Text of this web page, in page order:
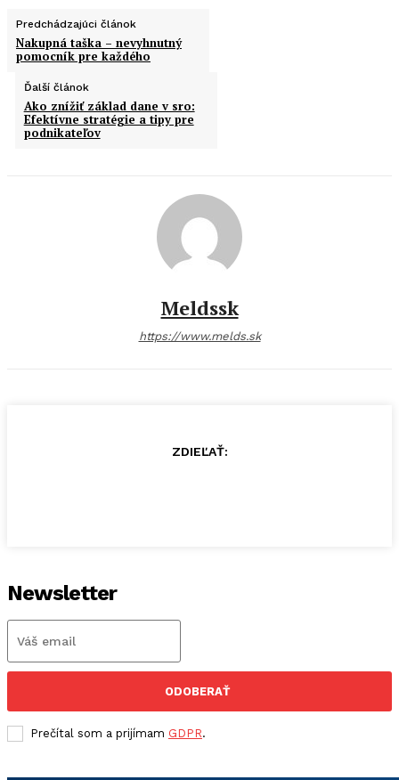
Predchádzajúci článok
Nakupná taška – nevyhnutný
pomocník pre každého
Ďalší článok
Ako znížiť základ dane v sro:
Efektívne stratégie a tipy pre
podnikateľov
Meldssk
https://www.melds.sk
ZDIEĽAŤ:
Newsletter
ODOBERAŤ
Prečítal som a prijímam GDPR.